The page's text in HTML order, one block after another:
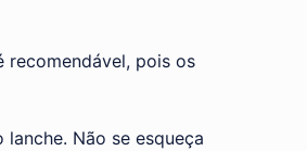
recomendável, pois os
Não se esqueça